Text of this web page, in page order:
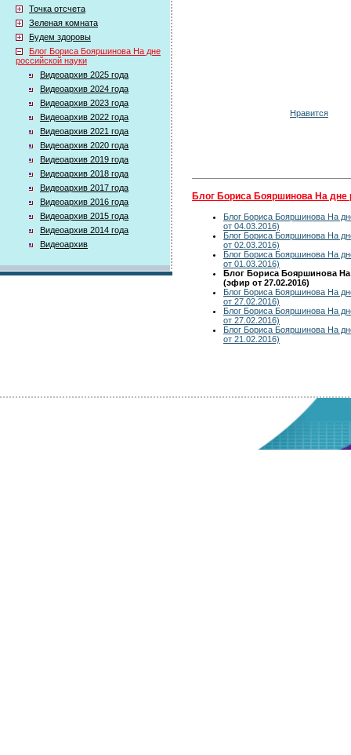
Точка отсчета
Зеленая комната
Будем здоровы
Блог Бориса Бояршинова На дне
российской науки
Видеоархив 2025 года
Видеоархив 2024 года
Видеоархив 2023 года
Видеоархив 2022 года
Видеоархив 2021 года
Видеоархив 2020 года
Видеоархив 2019 года
Видеоархив 2018 года
Видеоархив 2017 года
Видеоархив 2016 года
Видеоархив 2015 года
Видеоархив 2014 года
Видеоархив
Нравится
Блог Бориса Бояршинова На дне
Блог Бориса Бояршинова На
от 04.03.2016)
Блог Бориса Бояршинова На
от 02.03.2016)
Блог Бориса Бояршинова На
от 01.03.2016)
Блог Бориса Бояршинова На
(эфир от 27.02.2016)
Блог Бориса Бояршинова На
от 27.02.2016)
Блог Бориса Бояршинова На
от 27.02.2016)
Блог Бориса Бояршинова На
от 21.02.2016)